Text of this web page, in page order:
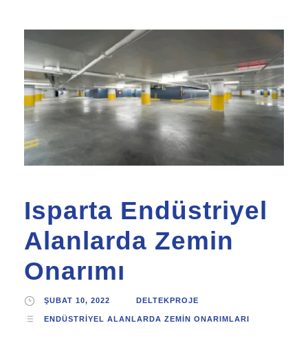
Isparta Endüstriyel
Alanlarda Zemin
Onarımı
ŞUBAT 10, 2022 DELTEKPROJE
ENDÜSTRIYEL ALANLARDA ZEMIN ONARIMLARI